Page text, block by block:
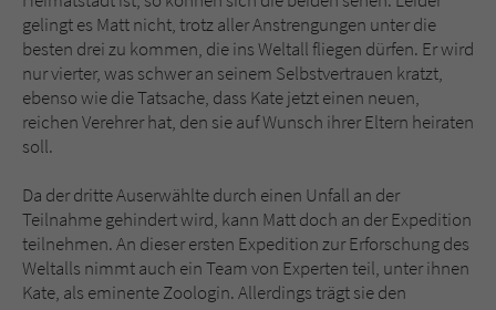
gelingt es Matt nicht, trotz aller Anstrengungen unter die
besten drei zu kommen, die ins Weltall fliegen dürfen. Er wird
nur vierter, was schwer an seinem Selbstvertrauen kratzt,
ebenso wie die Tatsache, dass Kate jetzt einen neuen,
reichen Verehrer hat, den sie auf Wunsch ihrer Eltern heiraten
soll.
Da der dritte Auserwählte durch einen Unfall an der
Teilnahme gehindert wird, kann Matt doch an der Expedition
teilnehmen. An dieser ersten Expedition zur Erforschung des
Weltalls nimmt auch ein Team von Experten teil, unter ihnen
Kate, als eminente Zoologin. Allerdings trägt sie den